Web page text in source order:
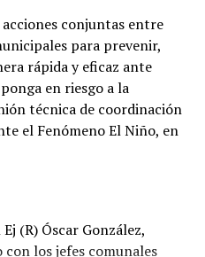
de la cesión de
Nacional de
permitiendo fortalecer
departamentales y
a la ANDE
del servicio
nacional.
conjuntas entre
para prevenir,
rápida y eficaz ante
en riesgo a la
técnica de coordinación
el Fenómeno El Niño, en
(R) Óscar González,
los jefes comunales